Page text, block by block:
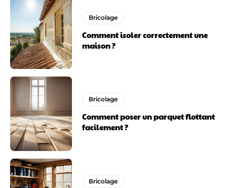
Bricolage
Comment isoler correctement une
maison ?
Bricolage
Comment poser un parquet flottant
facilement ?
Bricolage